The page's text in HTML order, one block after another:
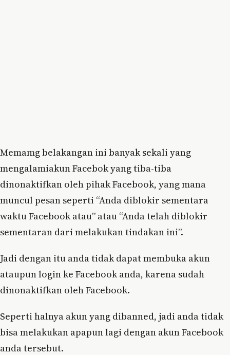
Memamg belakangan ini banyak sekali yang
mengalamiakun Facebok yang tiba-tiba
dinonaktifkan oleh pihak Facebook, yang mana
muncul pesan seperti “Anda diblokir sementara
waktu Facebook atau” atau “Anda telah diblokir
sementaran dari melakukan tindakan ini”.
Jadi dengan itu anda tidak dapat membuka akun
ataupun login ke Facebook anda, karena sudah
dinonaktifkan oleh Facebook.
Seperti halnya akun yang dibanned, jadi anda tidak
bisa melakukan apapun lagi dengan akun Facebook
anda tersebut.